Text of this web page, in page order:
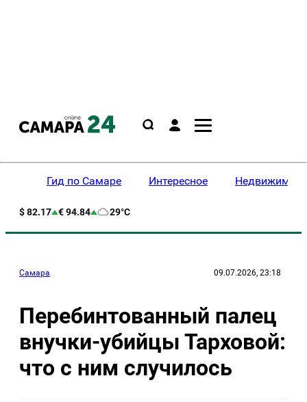
Гид по Самаре Интересное
$ 82.17 € 94.84 29°C
Самара 09.07.2026, 23:18
Перебинтованный палец
внучки-убийцы Тарховой:
что с ним случилось